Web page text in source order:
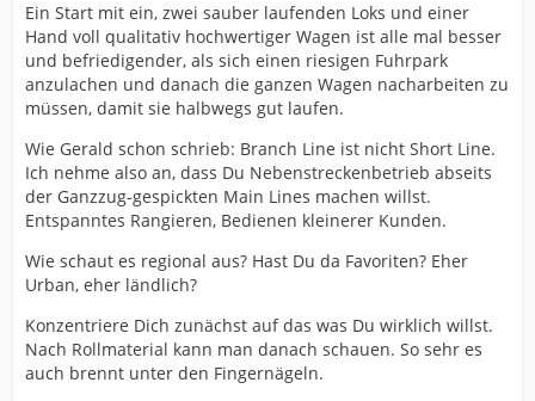
Ein Start mit ein, zwei sauber laufenden Loks und einer
Hand voll qualitativ hochwertiger Wagen ist alle mal besser
und befriedigender, als sich einen riesigen Fuhrpark
anzulachen und danach die ganzen Wagen nacharbeiten zu
müssen, damit sie halbwegs gut laufen.
Wie Gerald schon schrieb: Branch Line ist nicht Short Line.
Ich nehme also an, dass Du Nebenstreckenbetrieb abseits
der Ganzzug-gespickten Main Lines machen willst.
Entspanntes Rangieren, Bedienen kleinerer Kunden.
Wie schaut es regional aus? Hast Du da Favoriten? Eher
Urban, eher ländlich?
Konzentriere Dich zunächst auf das was Du wirklich willst.
Nach Rollmaterial kann man danach schauen. So sehr es
auch brennt unter den Fingernägeln.